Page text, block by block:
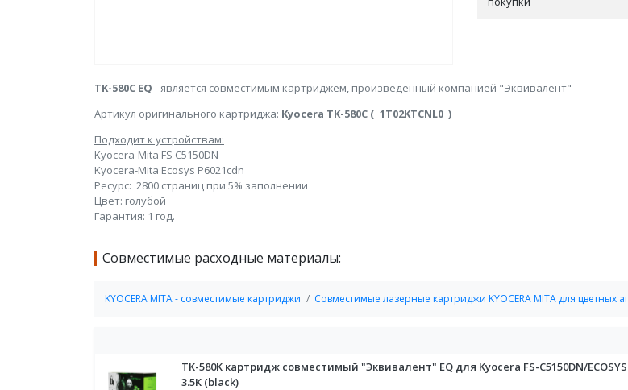
TK-580C EQ - является совместимым картриджем, произведенный компанией "Эквивалент"
Артикул оригинального картриджа: Kyocera TK-580C ( 1T02KTCNL0 )
Подходит к устройствам:
Kyocera-Mita FS C5150DN
Kyocera-Mita Ecosys P6021cdn
Ресурс: 2800 страниц при 5% заполнении
Цвет: голубой
Гарантия: 1 год.
Совместимые расходные материалы:
KYOCERA MITA - совместимые картриджи Совместимые лазерные картриджи KYOCERA MITA для цветных
TK-580K картридж совместимый "Эквивалент" EQ для Kyocera FS-C5150DN/ECOSYS
3.5K (black)